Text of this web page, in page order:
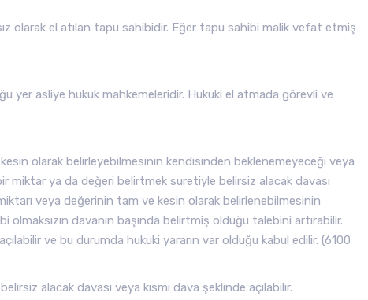
olarak el atılan tapu sahibidir. Eğer tapu sahibi malik vefat etmiş
yer asliye hukuk mahkemeleridir. Hukuki el atmada görevli ve
olarak belirleyebilmesinin kendisinden beklenemeyeceği veya
miktar ya da değeri belirtmek suretiyle belirsiz alacak davası
veya değerinin tam ve kesin olarak belirlenebilmesinin
davanın başında belirtmiş olduğu talebini artırabilir.
ve bu durumda hukuki yararın var olduğu kabul edilir. (6100
alacak davası veya kısmi dava şeklinde açılabilir.